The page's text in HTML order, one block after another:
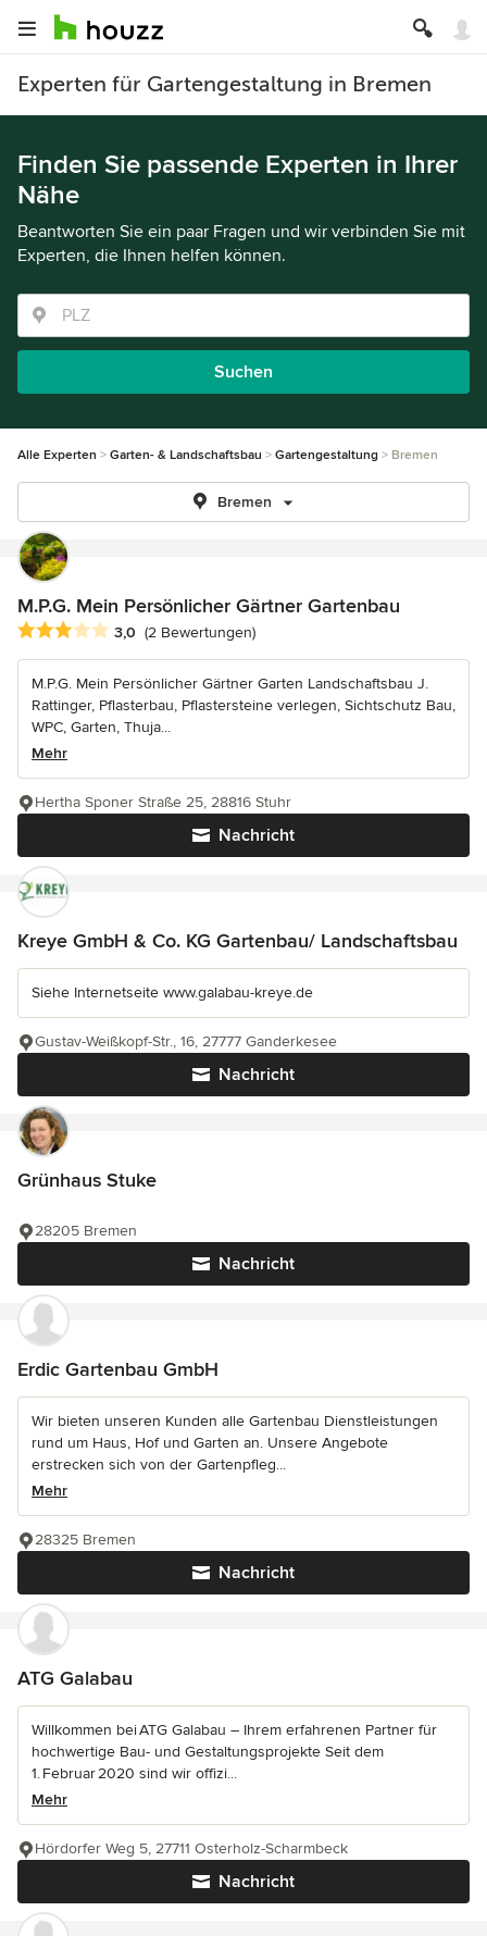
Experten für Gartengestaltung in Bremen
Finden Sie passende Experten in Ihrer
Nähe
Beantworten Sie ein paar Fragen und wir verbinden Sie mit
Experten, die Ihnen helfen können.
Suchen
Alle Experten Garten- & Landschaftsbau Gartengestaltung Bremen
Bremen
M.P.G. Mein Persönlicher Gärtner Gartenbau
Durchschnittliche Bewertung: 3 von 5 Sternen
3,0 (2 Bewertungen)
M.P.G. Mein Persönlicher Gärtner Garten Landschaftsbau J.
Rattinger, Pflasterbau, Pflastersteine verlegen, Sichtschutz Bau,
WPC, Garten, Thuja...
Mehr
Nachricht
Hertha Sponer Straße 25, 28816 Stuhr
Kreye GmbH & Co. KG Gartenbau/ Landschaftsbau
Siehe Internetseite www.galabau-kreye.de
Nachricht
Gustav-Weißkopf-Str., 16, 27777 Ganderkesee
Grünhaus Stuke
Nachricht
28205 Bremen
Erdic Gartenbau GmbH
Wir bieten unseren Kunden alle Gartenbau Dienstleistungen
rund um Haus, Hof und Garten an. Unsere Angebote
erstrecken sich von der Gartenpfleg...
Mehr
Nachricht
28325 Bremen
ATG Galabau
Willkommen bei ATG Galabau – Ihrem erfahrenen Partner für
hochwertige Bau- und Gestaltungsprojekte Seit dem
1. Februar 2020 sind wir offizi...
Mehr
Nachricht
Hördorfer Weg 5, 27711 Osterholz-Scharmbeck